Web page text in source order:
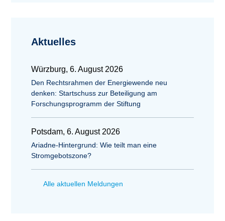
Aktuelles
Würzburg, 6. August 2026
Den Rechtsrahmen der Energiewende neu
denken: Startschuss zur Beteiligung am
Forschungsprogramm der Stiftung
Potsdam, 6. August 2026
Ariadne-Hintergrund: Wie teilt man eine
Stromgebotszone?
Alle aktuellen Meldungen